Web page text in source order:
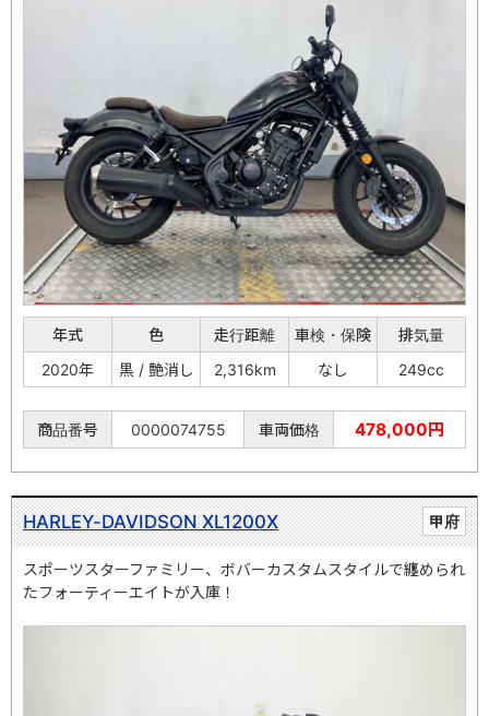
年式 色 走行距離 車検・保険
排気量
2020年
黒 / 艶消し 2,316km なし 249cc
商品番号 0000074755 車両価格 478,000円
甲府
HARLEY-DAVIDSON XL1200X
スポーツスターファミリー、ボバーカスタムスタイルで纏められ
たフォーティーエイトが入庫！